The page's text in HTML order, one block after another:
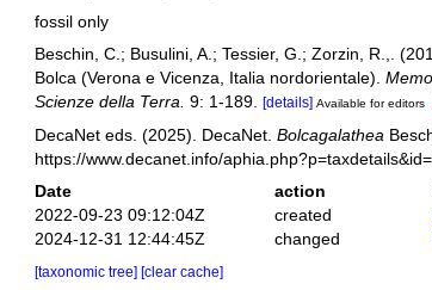
fossil only
Beschin, C.; Busulini, A.; Tessier, G.; Zorzin, R.,.
Bolca (Verona e Vicenza, Italia nordorientale).
Scienze della Terra. 9: 1-189. [details] Available for editors
DecaNet eds. (2025). DecaNet. Bolcagalathea
https://www.decanet.info/
Date action
2022-09-23 09:12:04Z
created
2024-12-31 12:44:45Z
changed
[taxonomic tree] [clear cache]